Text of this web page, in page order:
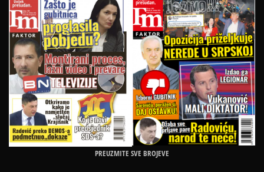
PREUZMITE SVE BROJEVE